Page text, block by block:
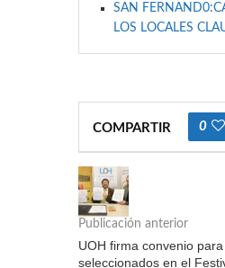
SAN
LOS LOCALES
COMPARTIR 0
Publicación anterior
UOH firma convenio
seleccionados en el